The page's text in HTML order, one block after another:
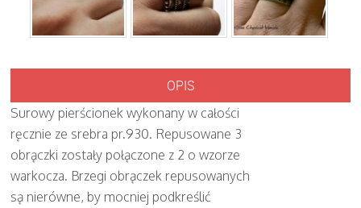
OPIS
Surowy pierścionek wykonany w całości
ręcznie ze srebra pr.930. Repusowane 3
obrączki zostały połączone z 2 o wzorze
warkocza. Brzegi obrączek repusowanych
są nierówne, by mocniej podkreślić